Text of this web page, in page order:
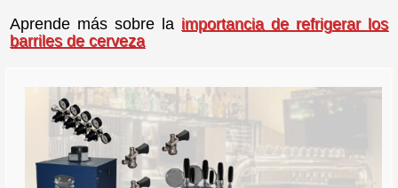
Aprende más sobre la importancia de refrigerar los
barriles de cerveza